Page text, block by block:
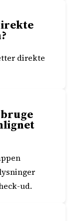
direkte
ud.